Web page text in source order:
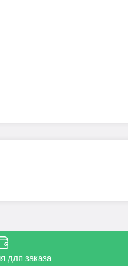
для заказа